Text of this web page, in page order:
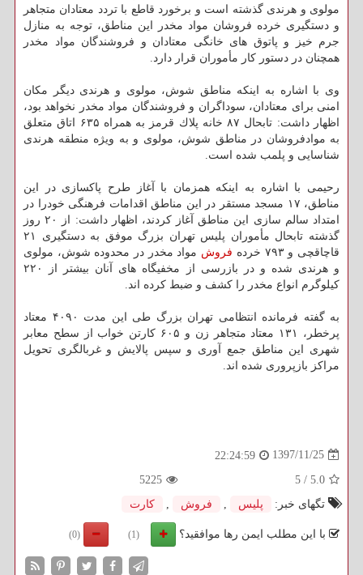
مولوی و هرندی گذشته است و برخورد قاطع با تردد معتادان متجاهر
و دستگیری خرده فروشان مواد مخدر این مناطق، توجه به منازل
جرم خیز و پاتوق های خانگی معتادان و فروشندگان مواد مخدر
همچنان در دستور كار مأموران قرار دارد.
وی با اشاره به اینكه مناطق شوش، مولوی و هرندی دیگر مكان
امنی برای معتادان، سوداگران و فروشندگان مواد مخدر نخواهد بود،
اظهار داشت: تابحال ۸۷ خانه پلاك قرمز به همراه ۶۳۵ اتاق متعلق
به موادفروشان در مناطق شوش، مولوی و به ویژه منطقه هرندی
شناسایی و پلمب شده است.
رحیمی با اشاره به اینكه همزمان با آغاز طرح پاكسازی در این
مناطق، ۱۷ مسجد مستقر در این مناطق اقدامات فرهنگی خودرا در
امتداد سالم سازی این مناطق آغاز كردند، اظهار داشت: از ۲۰ روز
گذشته تابحال مأموران پلیس تهران بزرگ موفق به دستگیری ۲۱
قاچاقچی و ۷۹۳ خرده
فروش مواد مخدر در محدوده شوش، مولوی
و هرندی شده و در بازرسی از مخفیگاه های آنان بیشتر از ۲۲۰
كیلوگرم انواع مخدر را كشف و ضبط كرده اند.
به گفته فرمانده انتظامی تهران بزرگ طی این مدت ۴۰۹۰ معتاد
پرخطر، ۱۳۱ معتاد متجاهر زن و ۶۰۵ كارتن خواب از سطح معابر
شهری این مناطق جمع آوری و سپس پالایش و غربالگری تحویل
مراكز بازپروری شده اند.
1397/11/25
22:24:59
5.0
/
5
5225
تگهای خبر:
پلیس فروش كارت
با این مطلب ایمن رها موافقید؟ (1)
(0)